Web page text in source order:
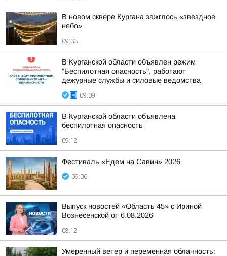
В новом сквере Кургана зажглось «звездное
небо»
09:33
В Курганской области объявлен режим
"Беспилотная опасность", работают
дежурные службы и силовые ведомства
09:09
В Курганской области объявлена
беспилотная опасность
09:12
Фестиваль «Едем на Савин» 2026
09:06
Выпуск новостей «Область 45» с Ириной
Вознесенской от 6.08.2026
08:12
Умеренный ветер и переменная облачность: